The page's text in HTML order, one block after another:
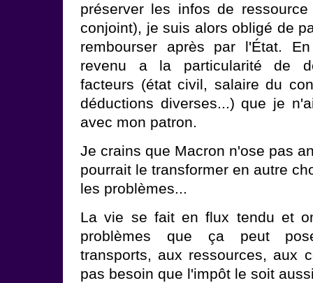
préserver les infos de
conjoint), je suis alors obligé de
rembourser après par l'État.
revenu a la particularité de
facteurs (état civil, salaire du
déductions diverses...) que je
avec mon patron.
Je crains que Macron n'ose pas
pourrait le transformer en autre
les problèmes...
La vie se fait en flux tendu et
problèmes que ça peut
transports, aux ressources, aux
pas besoin que l'impôt le soit